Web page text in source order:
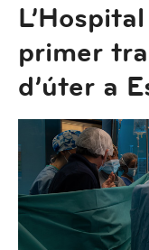
primer
d’úter a